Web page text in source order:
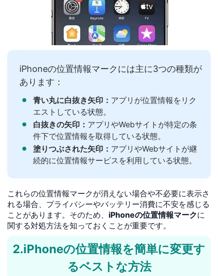
iPhoneの位置情報マークには主に3つの種類が
あります：
青い丸に白抜き矢印： アプリが位置情報をリク
エストしている状態。
白抜きの矢印： アプリやWebサイトが特定の条
件下で位置情報を取得している状態。
塗りつぶされた矢印： アプリやWebサイトが継
続的に位置情報サービスを利用している状態。
これらの位置情報マークが消えない場合や不必要に表示さ
れる場合、プライバシーやバッテリー消費に不安を感じる
ことがあります。そのため、 iPhoneの位置情報マークに
関する対処方法を知っておくことが重要です。
2.iPhoneの位置情報を簡単に変更す
るベストな方法